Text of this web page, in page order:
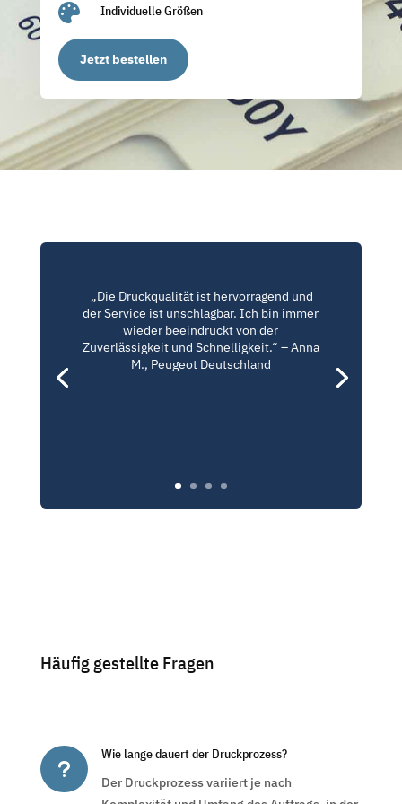
 Individuelle Größen
Jetzt bestellen
„Die Druckqualität ist hervorragend und
der Service ist unschlagbar. Ich bin immer
wieder beeindruckt von der
Zuverlässigkeit und Schnelligkeit.“ – Anna
M., Peugeot Deutschland
Häufig gestellte Fragen
u
Wie lange dauert der Druckprozess?
Der Druckprozess variiert je nach